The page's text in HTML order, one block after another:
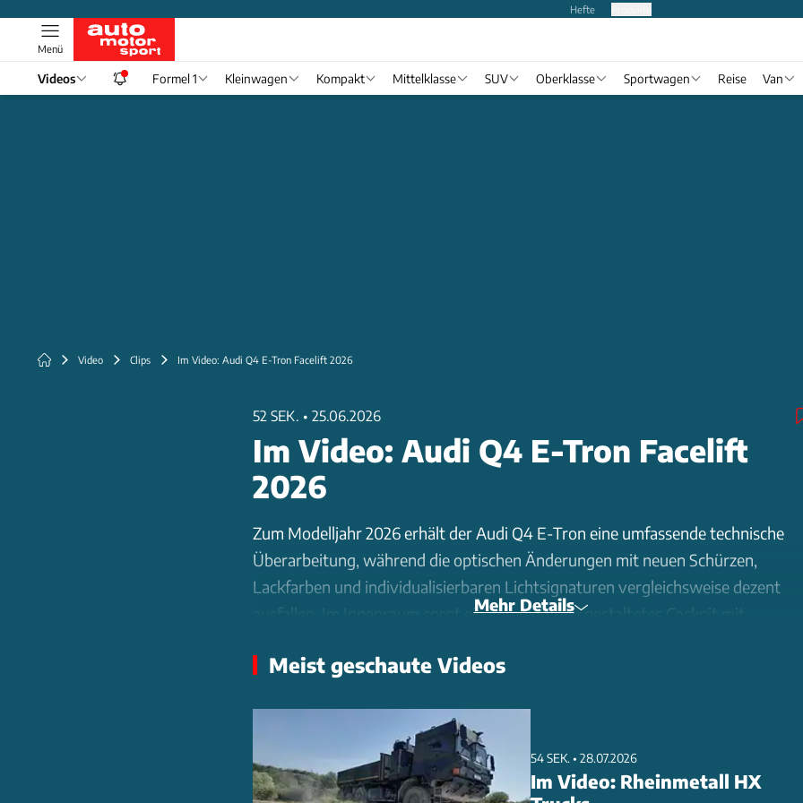
Hefte
Menü
Videos Formel 1 Kleinwagen Kompakt Mittelklasse SUV Oberklasse Sportwagen Reise Van
Video Clips Im Video: Audi Q4 E-Tron Facelift 2026
52 SEK. • 25.06.2026
Im Video: Audi Q4 E-Tron Facelift
2026
Zum Modelljahr 2026 erhält der Audi Q4 E-Tron eine umfassende technische
Überarbeitung, während die optischen Änderungen mit neuen Schürzen,
Lackfarben und individualisierbaren Lichtsignaturen vergleichsweise dezent
ausfallen. Im Innenraum sorgt ein komplett neu gestaltetes Cockpit mit
Beifahrerdisplay für ein modernes Bedienkonzept. Der weiterentwickelte
Leistungselektronik und optimiertem Getriebe, wodurch die Reichweite je nach
Variante um bis zu 32 Kilometer steigt. Neu ist zudem die Möglichkeit des
bidirektionalen Ladens, sodass die Traktionsbatterie als externe Stromquelle
Mehr Details
Meist geschaute Videos
54 SEK. • 28.07.2026
Im Video: Rheinmetall HX